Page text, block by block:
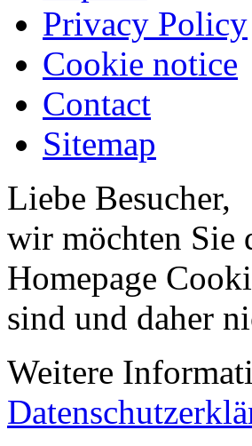
Privacy Policy
Cookie notice
Contact
Sitemap
Liebe Besucher,
wir möchten Sie
Homepage
sind und daher
Weitere